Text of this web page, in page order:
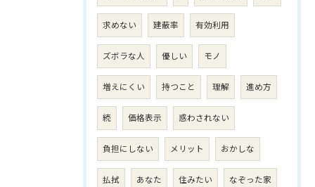
求めない 建蔽率 有効利用
ズボラな人 優しい モノ
増えにくい 持つこと 理解 進め方
続 価格表示 惑わされない
負担にしない メリット おかしな
払拭 あなた 住みたい なぞった家